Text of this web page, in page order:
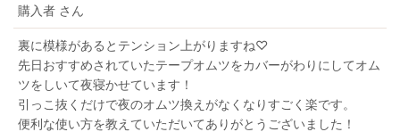
購入者 さん
裏に模様があるとテンション上がりますね♡
先日おすすめされていたテープオムツをカバーがわりにしてオム
ツをしいて夜寝かせています！
引っこ抜くだけで夜のオムツ換えがなくなりすごく楽です。
便利な使い方を教えていただいてありがとうございました！